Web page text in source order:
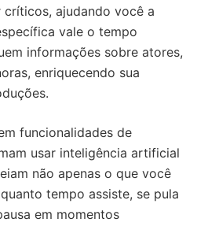
ajudando você a
vale o tempo
informações sobre atores,
enriquecendo sua
funcionalidades de
usar inteligência artificial
não apenas o que você
tempo assiste, se pula
em momentos